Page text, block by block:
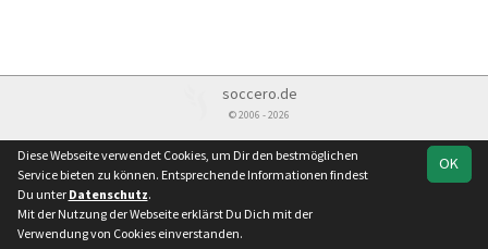
soccero.de
© 2006 - 2026
Besucherstatistik Impressum
Datenschutz
OK
Diese Webseite verwendet Cookies, um Dir den bestmöglichen
Service bieten zu können. Entsprechende Informationen findest
Du unter Datenschutz.
Mit der Nutzung der Webseite erklärst Du Dich mit der
Verwendung von Cookies einverstanden.